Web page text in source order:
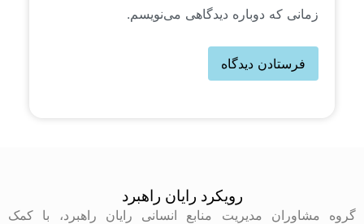
زمانی که دوباره دیدگاهی می‌نویسم.
رویکرد رایان راهبرد
گروه مشاوران مدیریت منابع انسانی رایان راهبرد، با کمک